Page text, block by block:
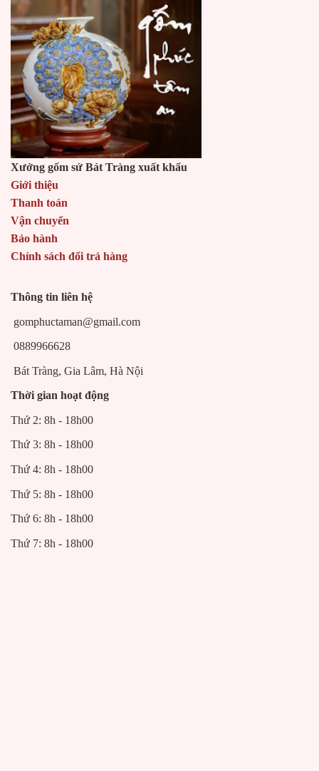
Xưởng gốm sứ Bát Tràng xuất khẩu
Giới thiệu
Thanh toán
Vận chuyển
Bảo hành
Chính sách đổi trả hàng
Thông tin liên hệ
gomphuctaman@gmail.com
0889966628
Bát Tràng, Gia Lâm, Hà Nội
Thời gian hoạt động
Thứ 2: 8h - 18h00
Thứ 3: 8h - 18h00
Thứ 4: 8h - 18h00
Thứ 5: 8h - 18h00
Thứ 6: 8h - 18h00
Thứ 7: 8h - 18h00